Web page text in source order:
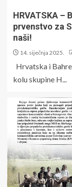
HRVATSKA –
prvenstvo za
naši!
14. siječnja 2025.
Hrvatska i
kolu skupine H...